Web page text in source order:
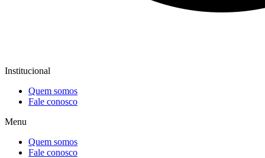
Institucional
Quem somos
Fale conosco
Menu
Quem somos
Fale conosco